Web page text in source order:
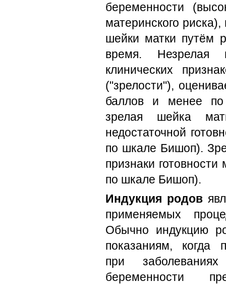
беременности
материнского
шейки матки путём
время. Незрелая
клинических
("зрелости"),
баллов и менее по
зрелая шейка
недостаточной
по шкале Бишоп).
признаки
по шкале Бишоп).
Индукция родов
применяемых
Обычно индукцию
показаниям, когда
при
беременности